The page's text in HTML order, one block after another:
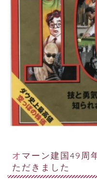
オマーン建国49周年特集号の表紙に掲載い
ただきました